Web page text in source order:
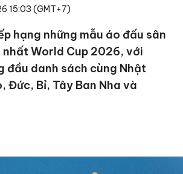
15:03 (GMT+7)
hạng những mẫu áo đấu sân
World Cup 2026, với
đầu danh sách cùng Nhật
Đức, Bỉ, Tây Ban Nha và